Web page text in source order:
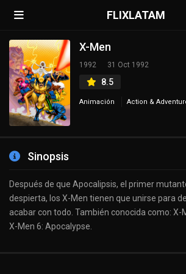
FLIXLATAM
X-Men
1992 31 Oct 1992
8.5
Animación Action &
Sinopsis
Después de que Apocalipsis, el primer
despierta, los X-Men tienen que unirse para
acabar con todo. También conocida como: X-
X-Men 6: Apocalypse.